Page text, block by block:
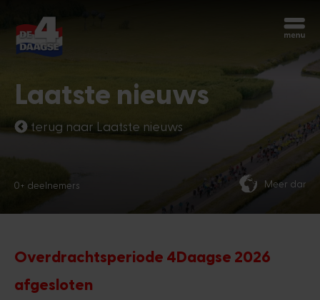
Laatste nieuws
terug naar Laatste nieuws
Meer dan 70 nationaliteiten
Overdrachtsperiode 4Daagse 2026
afgesloten
Begin opnieuw
Stel je vragen 24/7
Vandaag
4Daagse. Waar kan ik je mee helpen?